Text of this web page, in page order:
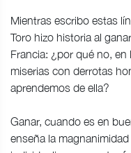
Mientras escribo estas
Toro hizo historia al
Francia: ¿por qué no,
miserias con derrotas
aprendemos de ella?
Ganar, cuando es en
enseña la